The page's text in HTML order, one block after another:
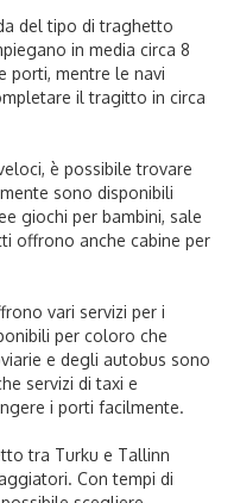
del tipo di traghetto
in media circa 8
porti, mentre le navi
il tragitto in circa
è possibile trovare
sono disponibili
giochi per bambini, sale
offrono anche cabine per
vari servizi per i
per coloro che
e degli autobus sono
servizi di taxi e
i porti facilmente.
tra Turku e Tallinn
Con tempi di